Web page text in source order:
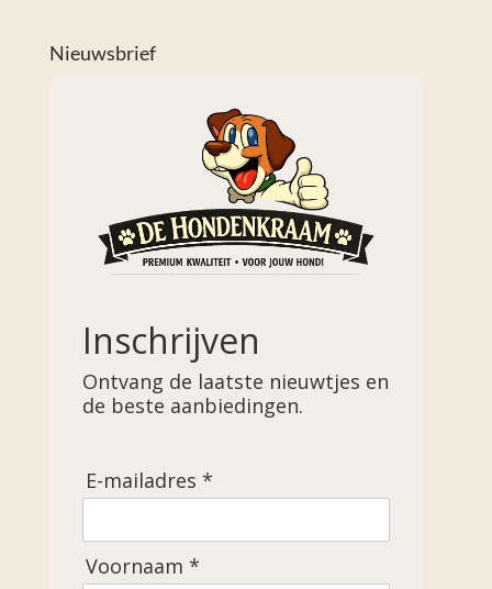
Nieuwsbrief
Inschrijven
Ontvang de laatste nieuwtjes en
de beste aanbiedingen.
E-mailadres *
Voornaam *